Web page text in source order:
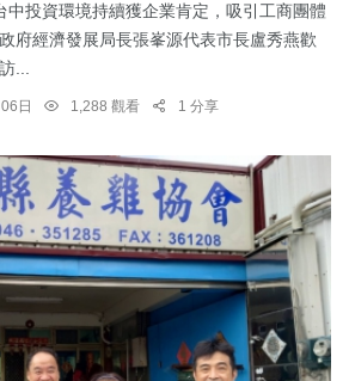
中投資環境持續獲企業肯定，吸引工商團體
府經濟發展局長張峯源代表市長盧秀燕歡
...
日 1,288 觀看 1 分享